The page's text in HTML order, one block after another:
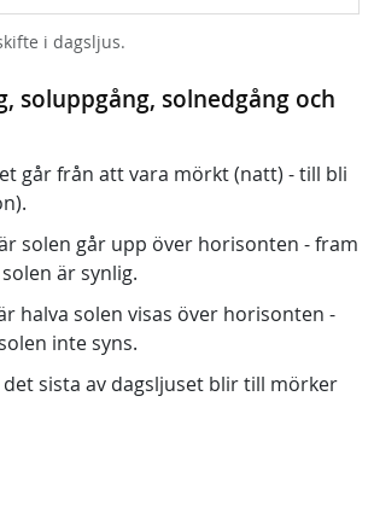
i dagsljus.
soluppgång, solnedgång och
går från att vara mörkt (natt) - till bli
solen går upp över horisonten - fram
är synlig.
halva solen visas över horisonten -
inte syns.
sista av dagsljuset blir till mörker